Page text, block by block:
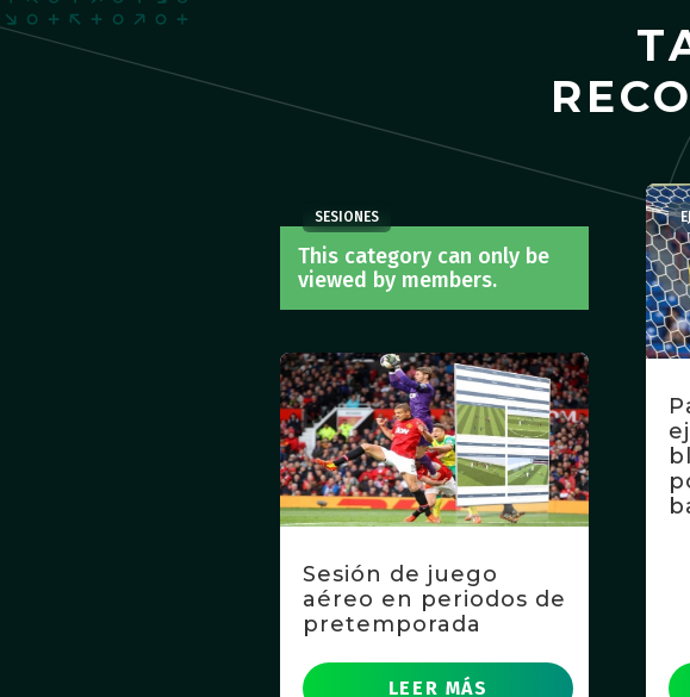
This category can only be
viewed by members.
Sesión de juego
aéreo en periodos de
pretemporada
SESIONES
LEER MÁS